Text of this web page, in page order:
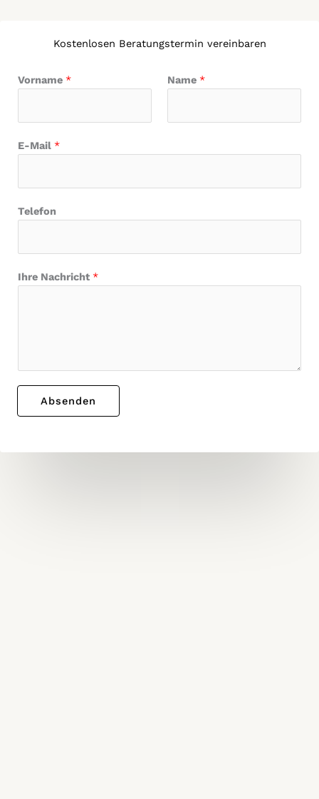
Kostenlosen Beratungstermin vereinbaren
Vorname * Name *
E-Mail *
Telefon
Ihre Nachricht *
Absenden